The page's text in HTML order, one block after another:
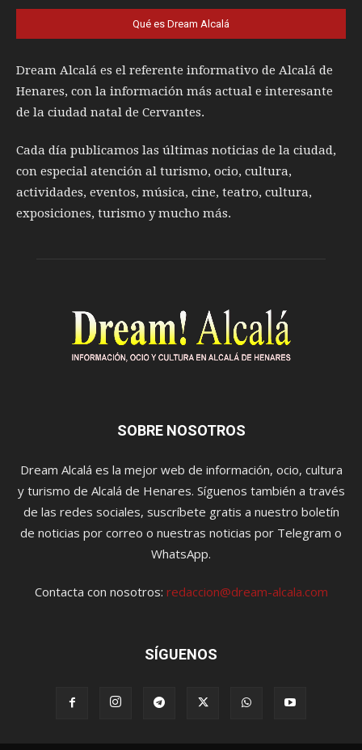
Qué es Dream Alcalá
Dream Alcalá es el referente informativo de Alcalá de
Henares, con la información más actual e interesante
de la ciudad natal de Cervantes.
Cada día publicamos las últimas noticias de la ciudad,
con especial atención al turismo, ocio, cultura,
actividades, eventos, música, cine, teatro, cultura,
exposiciones, turismo y mucho más.
SOBRE NOSOTROS
Dream Alcalá es la mejor web de información, ocio, cultura
y turismo de Alcalá de Henares. Síguenos también a través
de las redes sociales, suscríbete gratis a nuestro boletín
de noticias por correo o nuestras noticias por Telegram o
WhatsApp.
Contacta con nosotros: redaccion@dream-alcala.com
SÍGUENOS